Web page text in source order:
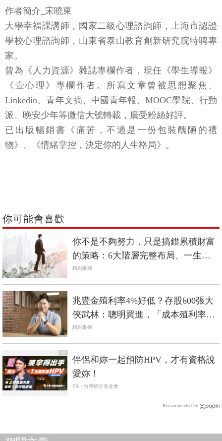
作者簡介_宋曉東
大學幸福課講師，國家二級心理諮詢師，上海市認證
學校心理諮詢師，山東省泰山教育創新研究院特聘專
家。
曾為《人力資源》雜誌專欄作者，現任《學生導報》
《壹心理》專欄作者。所寫文章曾被思想聚焦、
Linkedin、青年文摘、中國青年報、MOOC學院、行動
派、晚安少年等微信大號轉載，廣受粉絲好評。
已出版暢銷書《痛苦，不過是一份包裝醜陋的禮
物》、《情緒掌控，決定你的人生格局》。
你可能會喜歡
你不是不夠努力，只是搞錯累積財富
的策略：6大階層完整布局、一生受
用的「財富階梯」！
精彩書摘
兆豐金殖利率4%好低？存股600張大
俠武林：聰明買進，「成本殖利率」
皆在5%以上！
精彩書摘
PR
伴侶和妳一起預防HPV，才有資格說
愛妳！
PR・台灣癌症基金會
Recommended by